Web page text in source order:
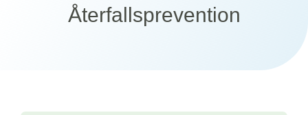
Återfallsprevention